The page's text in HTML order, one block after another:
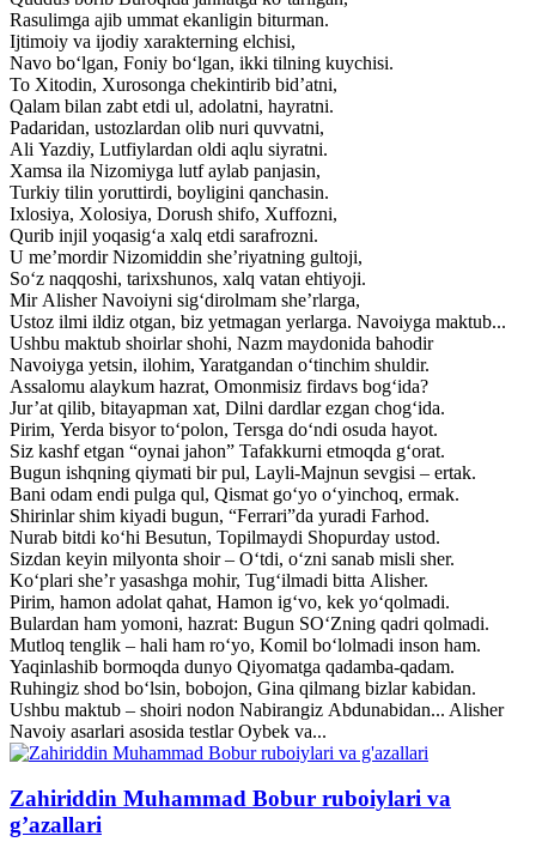
Rasulimga ajib ummat ekanligin biturman.
Ijtimoiy va ijodiy xarakterning elchisi,
Navo bo‘lgan, Foniy bo‘lgan, ikki tilning kuychisi.
To Xitodin, Xurosonga chekintirib bid’atni,
Qalam bilan zabt etdi ul, adolatni, hayratni.
Padaridan, ustozlardan olib nuri quvvatni,
Ali Yazdiy, Lutfiylardan oldi aqlu siyratni.
Xamsa ila Nizomiyga lutf aylab panjasin,
Turkiy tilin yoruttirdi, boyligini qanchasin.
Ixlosiya, Xolosiya, Dorush shifo, Xuffozni,
Qurib injil yoqasig‘a xalq etdi sarafrozni.
U me’mordir Nizomiddin she’riyatning gultoji,
So‘z naqqoshi, tarixshunos, xalq vatan ehtiyoji.
Mir Alisher Navoiyni sig‘dirolmam she’rlarga,
Ustoz ilmi ildiz otgan, biz yetmagan yerlarga. Navoiyga maktub...
Ushbu maktub shoirlar shohi, Nazm maydonida bahodir
Navoiyga yetsin, ilohim, Yaratgandan o‘tinchim shuldir.
Assalomu alaykum hazrat, Omonmisiz firdavs bog‘ida?
Jur’at qilib, bitayapman xat, Dilni dardlar ezgan chog‘ida.
Pirim, Yerda bisyor to‘polon, Tersga do‘ndi osuda hayot.
Siz kashf etgan “oynai jahon” Tafakkurni etmoqda g‘orat.
Bugun ishqning qiymati bir pul, Layli-Majnun sevgisi – ertak.
Bani odam endi pulga qul, Qismat go‘yo o‘yinchoq, ermak.
Shirinlar shim kiyadi bugun, “Ferrari”da yuradi Farhod.
Nurab bitdi ko‘hi Besutun, Topilmaydi Shopurday ustod.
Sizdan keyin milyonta shoir – O‘tdi, o‘zni sanab misli sher.
Ko‘plari she’r yasashga mohir, Tug‘ilmadi bitta Alisher.
Pirim, hamon adolat qahat, Hamon ig‘vo, kek yo‘qolmadi.
Bulardan ham yomoni, hazrat: Bugun SO‘Zning qadri qolmadi.
Mutloq tenglik – hali ham ro‘yo, Komil bo‘lolmadi inson ham.
Yaqinlashib bormoqda dunyo Qiyomatga qadamba-qadam.
Ruhingiz shod bo‘lsin, bobojon, Gina qilmang bizlar kabidan.
Ushbu maktub – shoiri nodon Nabirangiz Abdunabidan... Alisher
Navoiy asarlari asosida testlar Oybek va...
Zahiriddin Muhammad Bobur ruboiylari va
g’azallari